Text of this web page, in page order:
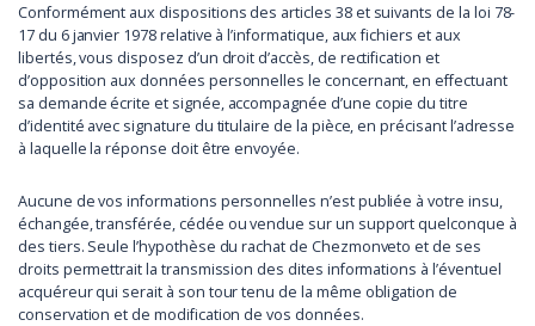
Conformément aux dispositions des articles 38 et suivants de la loi 78-
17 du 6 janvier 1978 relative à l’informatique, aux fichiers et aux
libertés, vous disposez d’un droit d’accès, de rectification et
d’opposition aux données personnelles le concernant, en effectuant
sa demande écrite et signée, accompagnée d’une copie du titre
d’identité avec signature du titulaire de la pièce, en précisant l’adresse
à laquelle la réponse doit être envoyée.
Aucune de vos informations personnelles n’est publiée à votre insu,
échangée, transférée, cédée ou vendue sur un support quelconque à
des tiers. Seule l’hypothèse du rachat de Chezmonveto et de ses
droits permettrait la transmission des dites informations à l’éventuel
acquéreur qui serait à son tour tenu de la même obligation de
conservation et de modification de vos données.